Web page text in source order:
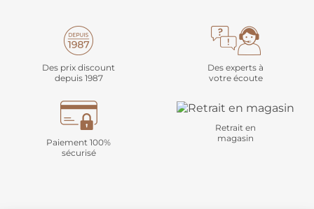
Des prix discount
depuis 1987
Des experts à
votre écoute
Paiement 100%
sécurisé
Retrait en
magasin